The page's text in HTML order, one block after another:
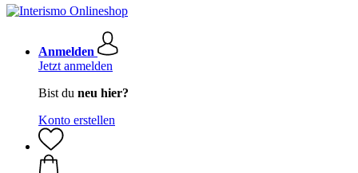
Anmelden
Jetzt anmelden
Bist du neu hier?
Konto erstellen